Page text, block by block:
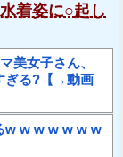
着姿に○起し
美女子さん、
ぎる?【→動画
w w w w w w w